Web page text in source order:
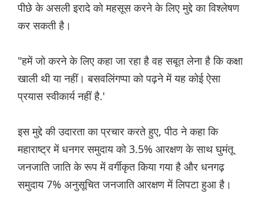
पीछे के असली इरादे को महसूस करने के लिए मुद्दे का विश्लेषण
कर सकती है।
"हमें जो करने के लिए कहा जा रहा है वह सबूत लेना है कि कक्षा
खाली थी या नहीं। बसवलिंगप्पा को पढ़ने में यह कोई ऐसा
प्रयास स्वीकार्य नहीं है.'
इस मुद्दे की उदारता का प्रचार करते हुए, पीठ ने कहा कि
महाराष्ट्र में धनगर समुदाय को 3.5% आरक्षण के साथ घुमंतू
जनजाति जाति के रूप में वर्गीकृत किया गया है और धनगढ़
समुदाय 7% अनुसूचित जनजाति आरक्षण में लिपटा हुआ है।